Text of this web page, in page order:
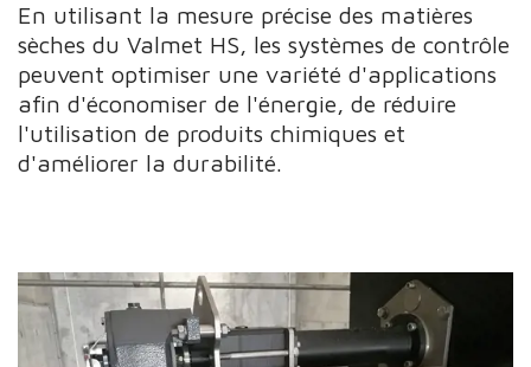
En utilisant la mesure précise des matières
sèches du Valmet HS, les systèmes de contrôle
peuvent optimiser une variété d'applications
afin d'économiser de l'énergie, de réduire
l'utilisation de produits chimiques et
d'améliorer la durabilité.